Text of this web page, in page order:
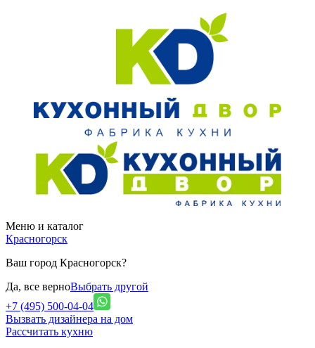
Меню и каталог
Красногорск
Ваш город Красногорск?
Да, все верноВыбрать другой
+7 (495) 500-04-04
Вызвать дизайнера на дом
Рассчитать кухню